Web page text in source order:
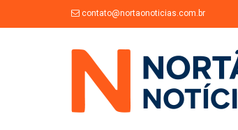
contato@nortaonoticias.com.br